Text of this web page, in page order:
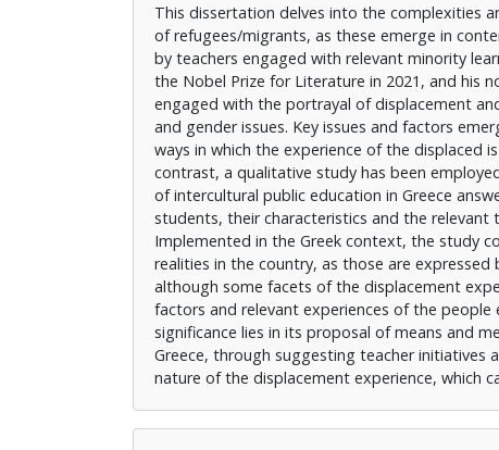
This dissertation delves into the complexities
of refugees/migrants, as these emerge in
by teachers engaged with relevant minority
the Nobel Prize for Literature in 2021, and his
engaged with the portrayal of displacement
and gender issues. Key issues and factors
ways in which the experience of the displaced
contrast, a qualitative study has been
of intercultural public education in Greece
students, their characteristics and the
Implemented in the Greek context, the study
realities in the country, as those are
although some facets of the displacement
factors and relevant experiences of the
significance lies in its proposal of means and
Greece, through suggesting teacher initiatives
nature of the displacement experience, which